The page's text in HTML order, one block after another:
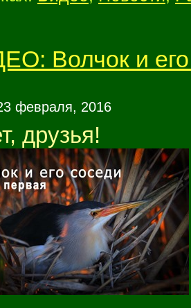
Волчок и
февраля, 2016
друзья!